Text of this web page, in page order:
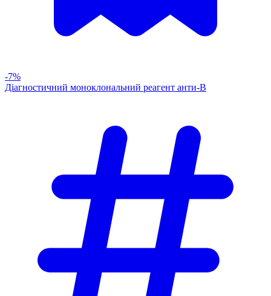
-7%
Діагностичний моноклональний реагент анти-В